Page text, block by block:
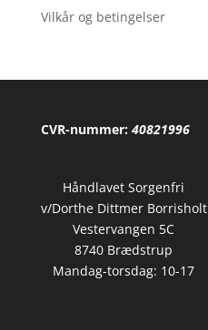
Vilkår og betingelser
CVR-nummer: 40821996
Håndlavet Sorgenfri
v/Dorthe Dittmer Borrisholt
Vestervangen 5C
8740 Brædstrup
Mandag-torsdag: 10-17